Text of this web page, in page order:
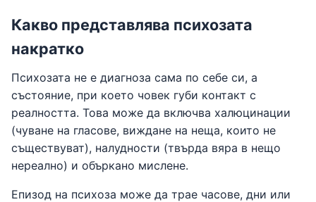
Какво представлява психозата
накратко
Психозата не е диагноза сама по себе си, а
състояние, при което човек губи контакт с
реалността. Това може да включва халюцинации
(чуване на гласове, виждане на неща, които не
съществуват), налудности (твърда вяра в нещо
нереално) и объркано мислене.
Епизод на психоза може да трае часове, дни или